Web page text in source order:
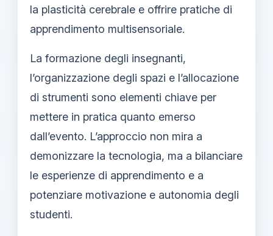
la plasticità cerebrale e offrire pratiche di
apprendimento multisensoriale.
La formazione degli insegnanti,
l’organizzazione degli spazi e l’allocazione
di strumenti sono elementi chiave per
mettere in pratica quanto emerso
dall’evento. L’approccio non mira a
demonizzare la tecnologia, ma a bilanciare
le esperienze di apprendimento e a
potenziare motivazione e autonomia degli
studenti.